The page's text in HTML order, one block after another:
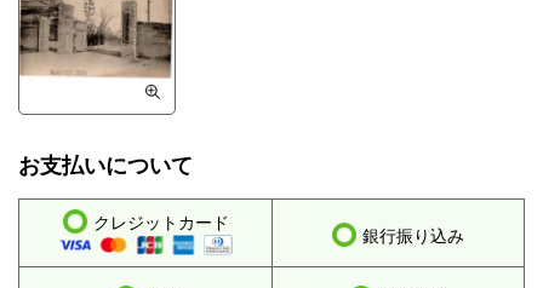
お支払いについて
クレジットカード
銀行振り込み